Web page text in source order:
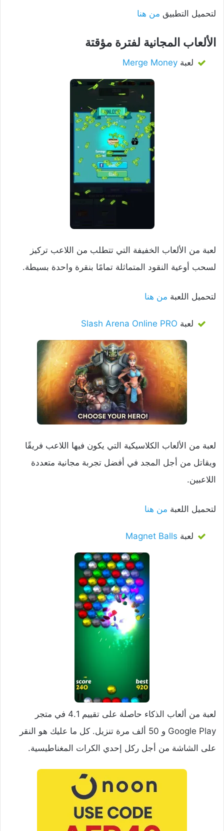
لتحميل التطبيق من هنا
الألعاب المجانية لفترة مؤقتة
لعبة Merge Money
لعبة من الألعاب الخفيفة التي تتطلب من اللاعب تركيز
لسحب أوعية النقود المتماثلة تمامًا بنقرة واحدة بسيطة.
لتحميل اللعبة من هنا
لعبة Slash Arena Online PRO
لعبة من الألعاب الكلاسيكية التي يكون فيها اللاعب فريقًا
ويقاتل من أجل المجد في أفضل تجربة مجانية متعددة
اللاعبين.
لتحميل اللعبة من هنا
لعبة Magnet Balls
لعبة من ألعاب الذكاء حاصلة على تقييم 4.1 في متجر
Google Play و 50 ألف مرة تنزيل. كل ما عليك هو النقر
على الشاشة من أجل ركل إحدي الكرات المغناطيسية.